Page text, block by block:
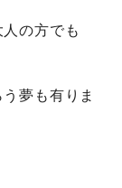
の方でも
夢も有りま